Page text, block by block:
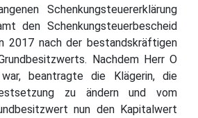
Schenkungsteuererklärung
den Schenkungsteuerbescheid
2017 nach der bestandskräftigen
Nachdem Herr O
beantragte die Klägerin, die
zu ändern und vom
nun den Kapitalwert